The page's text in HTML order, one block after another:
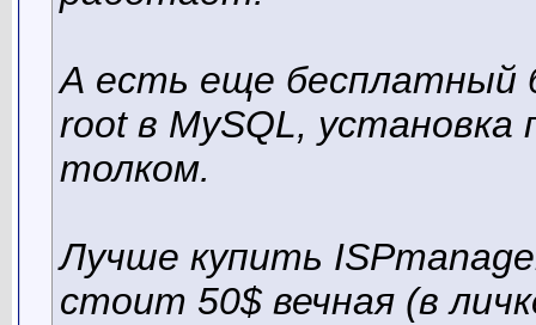
А есть еще бесплатный
root в MySQL,
толком.
Лучше купить
стоит 50$ вечная (в